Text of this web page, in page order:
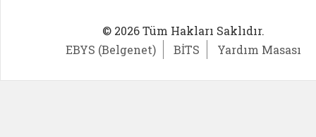
© 2026 Tüm Hakları Saklıdır.
EBYS (Belgenet)
BİTS Yardım Masası